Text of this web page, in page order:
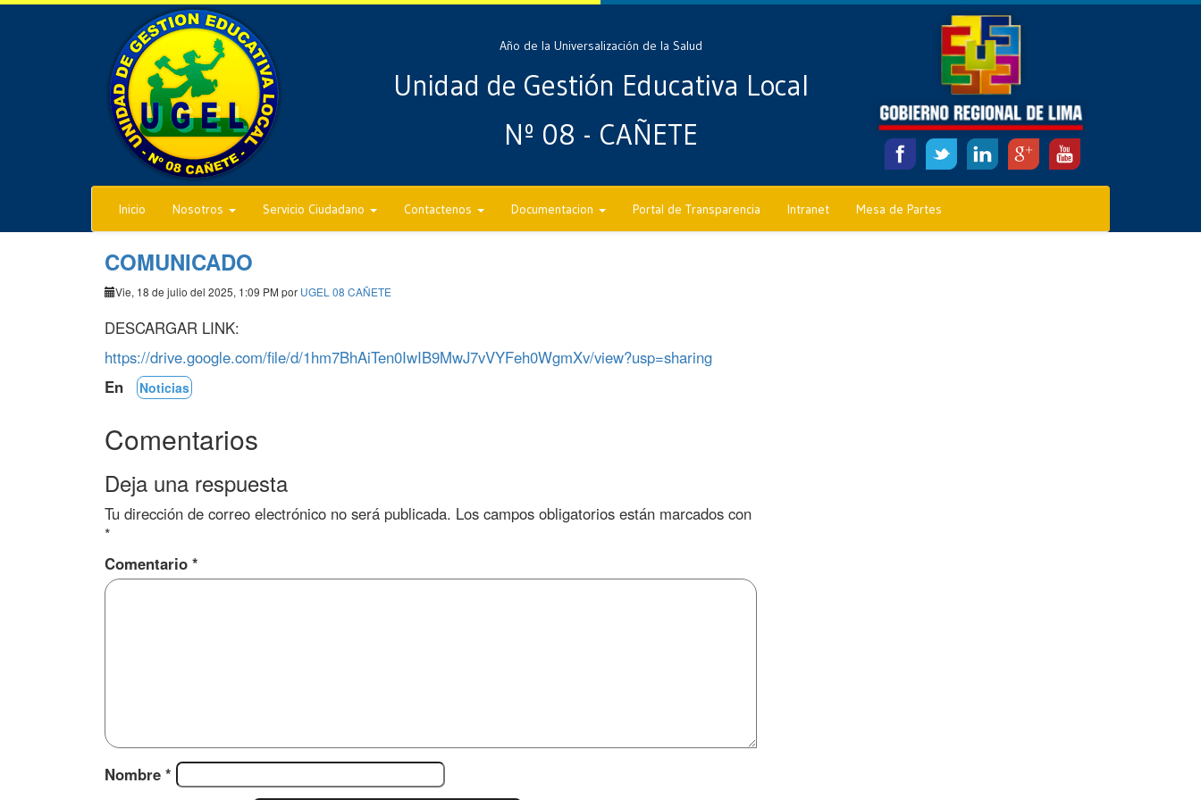
Año de la Universalización de la Salud
Unidad de Gestión Educativa Local
Nº 08 - CAÑETE
Inicio Nosotros Servicio Ciudadano Contactenos Documentacion Portal de Transparencia Intranet Mesa de Partes
COMUNICADO
Vie, 18 de julio del 2025, 1:09 PM por UGEL 08 CAÑETE
DESCARGAR LINK:
https://drive.google.com/file/d/1hm7BhAiTen0IwIB9MwJ7vVYFeh0WgmXv/view?usp=sharing
En
Noticias
Comentarios
Deja una respuesta
Tu dirección de correo electrónico no será publicada. Los campos obligatorios están marcados con
*
Comentario *
Nombre *